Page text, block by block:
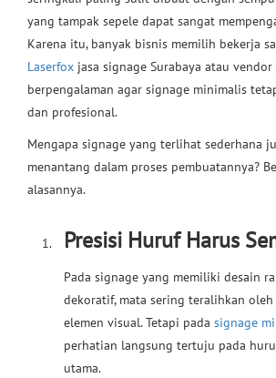
yang tampak sepele dapat sangat
Karena itu, banyak bisnis memilih bekerja
Laserfox jasa signage Surabaya atau
berpengalaman agar signage minimalis
dan profesional.
Mengapa signage yang terlihat sederhana
menantang dalam proses pembuatannya?
alasannya.
Presisi Huruf Harus
Pada signage yang memiliki desain
dekoratif, mata sering teralihkan oleh
elemen visual. Tetapi pada signage
perhatian langsung tertuju pada
utama.